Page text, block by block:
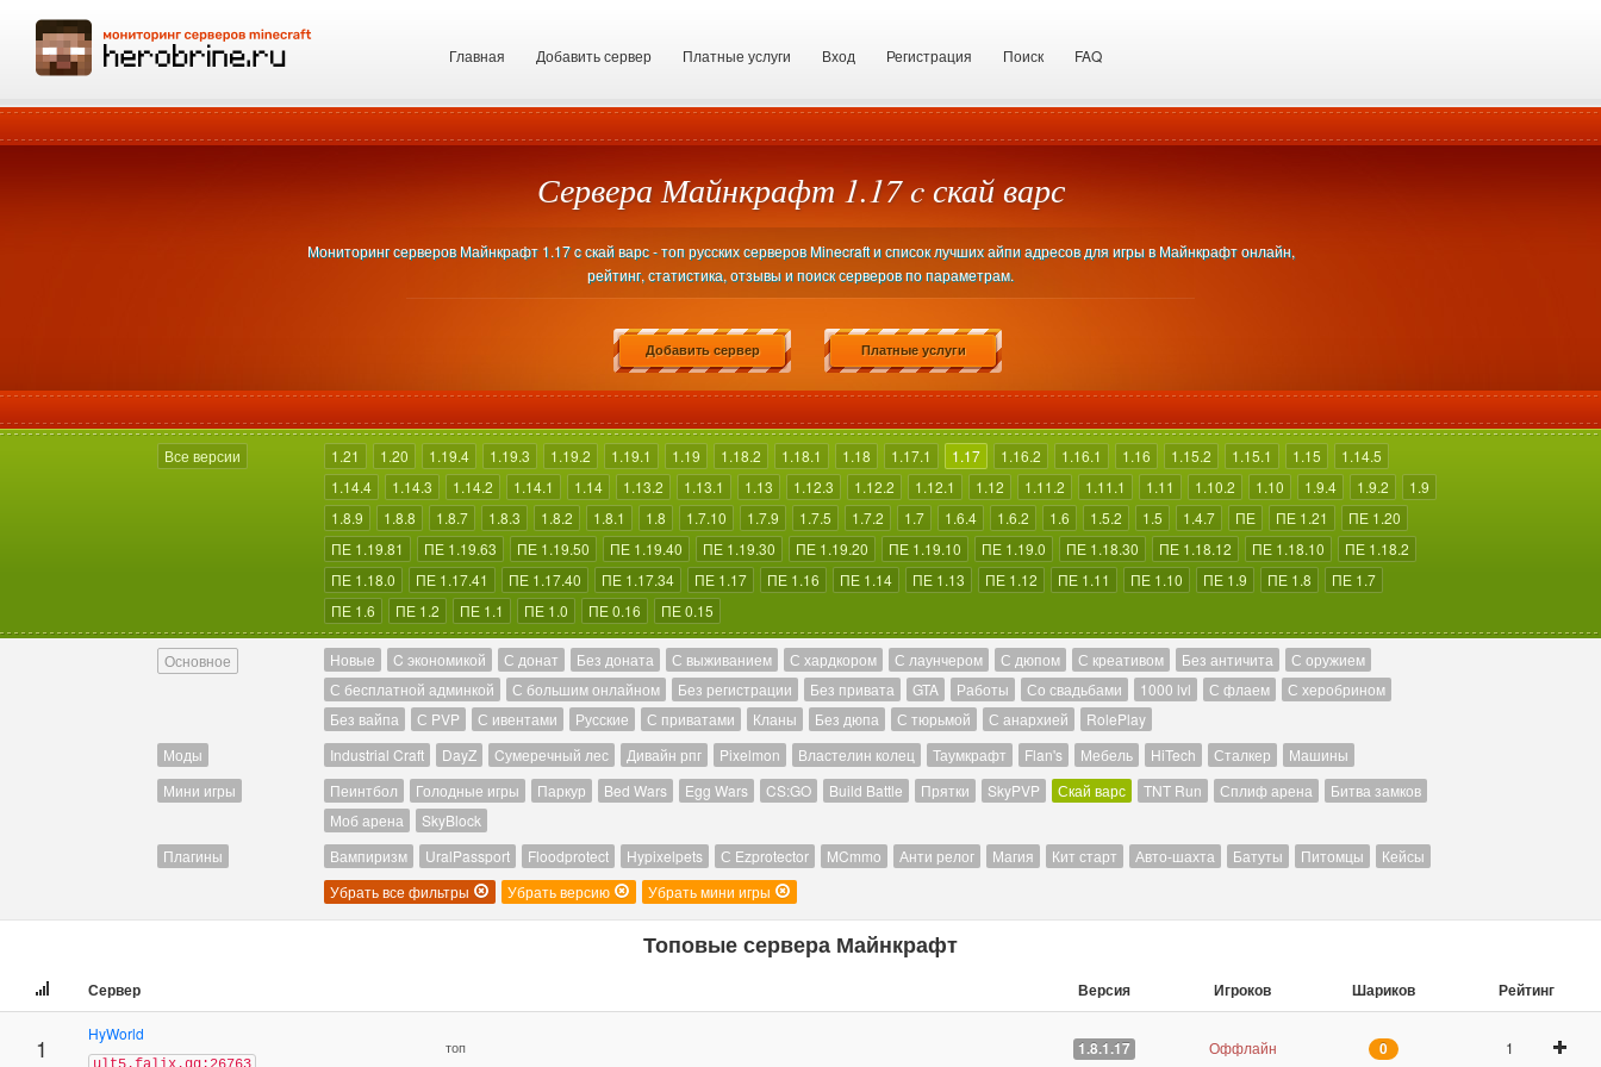
Главная Добавить сервер Платные услуги Вход Регистрация Поиск FAQ
Сервера Майнкрафт 1.17 c скай варс
Мониторинг серверов Майнкрафт 1.17 c скай варс - топ русских серверов Minecraft и список лучших айпи адресов для игры в Майнкрафт онлайн,
рейтинг, статистика, отзывы и поиск серверов по параметрам.
Добавить сервер Платные услуги
Все версии 1.21 1.20 1.19.4 1.19.3 1.19.2 1.19.1 1.19 1.18.2 1.18.1 1.18 1.17.1 1.17 1.16.2 1.16.1 1.16 1.15.2 1.15.1 1.15
1.14.5
1.14.4
1.14.3 1.14.2 1.14.1 1.14 1.13.2 1.13.1 1.13 1.12.3 1.12.2 1.12.1 1.12 1.11.2 1.11.1 1.11 1.10.2 1.10 1.9.4 1.9.2
1.9
1.8.9
1.8.8 1.8.7 1.8.3 1.8.2 1.8.1 1.8 1.7.10 1.7.9 1.7.5 1.7.2 1.7 1.6.4 1.6.2 1.6 1.5.2 1.5 1.4.7 ПЕ ПЕ 1.21
ПЕ 1.20
ПЕ 1.19.81
ПЕ 1.19.63 ПЕ 1.19.50 ПЕ 1.19.40 ПЕ 1.19.30 ПЕ 1.19.20 ПЕ 1.19.10 ПЕ 1.19.0 ПЕ 1.18.30 ПЕ 1.18.12 ПЕ 1.18.10
ПЕ 1.18.2
ПЕ 1.18.0
ПЕ 1.17.41 ПЕ 1.17.40 ПЕ 1.17.34 ПЕ 1.17 ПЕ 1.16 ПЕ 1.14 ПЕ 1.13 ПЕ 1.12 ПЕ 1.11 ПЕ 1.10 ПЕ 1.9 ПЕ 1.8
ПЕ 1.7
ПЕ 1.6
ПЕ 1.2 ПЕ 1.1 ПЕ 1.0 ПЕ 0.16 ПЕ 0.15
Основное Новые C экономикой С донат Без доната С выживанием С хардкором С лаунчером С дюпом С креативом Без античита
С оружием
С бесплатной админкой
С большим онлайном Без регистрации Без привата GTA Работы Со свадьбами 1000 lvl С флаем
С херобрином
Без вайпа
С PVP С ивентами Русские С приватами Кланы Без дюпа С тюрьмой С анархией
RolePlay
Моды
Industrial Craft DayZ Cумеречный лес Дивайн рпг Pixelmon Властелин колец Таумкрафт Flan's Мебель HiTech Сталкер
Машины
Мини игры
Пеинтбол Голодные игры Паркур Bed Wars Egg Wars CS:GO Build Battle Прятки SkyPVP Скай варс TNT Run Сплиф арена
Битва замков
Моб арена
SkyBlock
Плагины
Вампиризм UralPassport Floodprotect Hypixelpets С Ezprotector MCmmo Анти релог Магия Кит старт Авто-шахта Батуты Питомцы
Кейсы
Убрать все фильтры
Убрать версию Убрать мини игры
Топовые сервера Майнкрафт
Сервер Версия Игроков Шариков Рейтинг
1 HyWorld
топ 1.8.1.17 Оффлайн 0 1